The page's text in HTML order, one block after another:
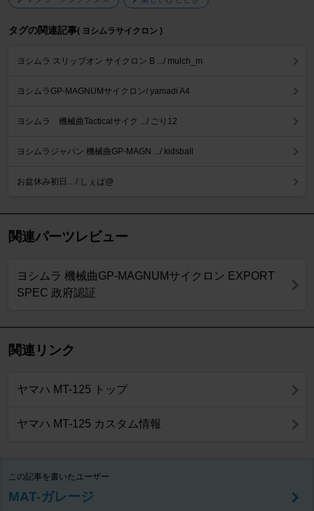
タグの関連記事( ヨシムラサイクロン )
ヨシムラ スリップオン サイクロン B .../ mulch_m
ヨシムラGP-MAGNUMサイクロン/ yamadi A4
ヨシムラ 機械曲Tacticalサイク .../ ごり12
ヨシムラジャパン 機械曲GP-MAGN .../ kidsball
お盆休み初日…/ しぇぱ@
関連パーツレビュー
ヨシムラ 機械曲GP-MAGNUMサイクロン EXPORT
SPEC 政府認証
関連リンク
ヤマハ MT-125 トップ
ヤマハ MT-125 カスタム情報
この記事を書いたユーザー
MAT-ガレージ